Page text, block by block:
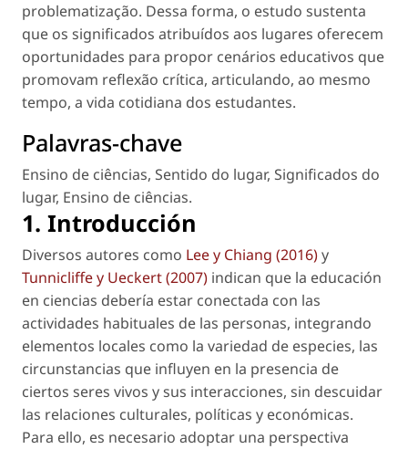
problematização. Dessa forma, o estudo sustenta
que os significados atribuídos aos lugares oferecem
oportunidades para propor cenários educativos que
promovam reflexão crítica, articulando, ao mesmo
tempo, a vida cotidiana dos estudantes.
Palavras-chave
Ensino de ciências, Sentido do lugar, Significados do
lugar, Ensino de ciências.
1. Introducción
Diversos autores como Lee y Chiang (2016)y
Tunnicliffe y Ueckert (2007) indican que la educación
en ciencias debería estar conectada con las
actividades habituales de las personas, integrando
elementos locales como la variedad de especies, las
circunstancias que influyen en la presencia de
ciertos seres vivos y sus interacciones, sin descuidar
las relaciones culturales, políticas y económicas.
Para ello, es necesario adoptar una perspectiva